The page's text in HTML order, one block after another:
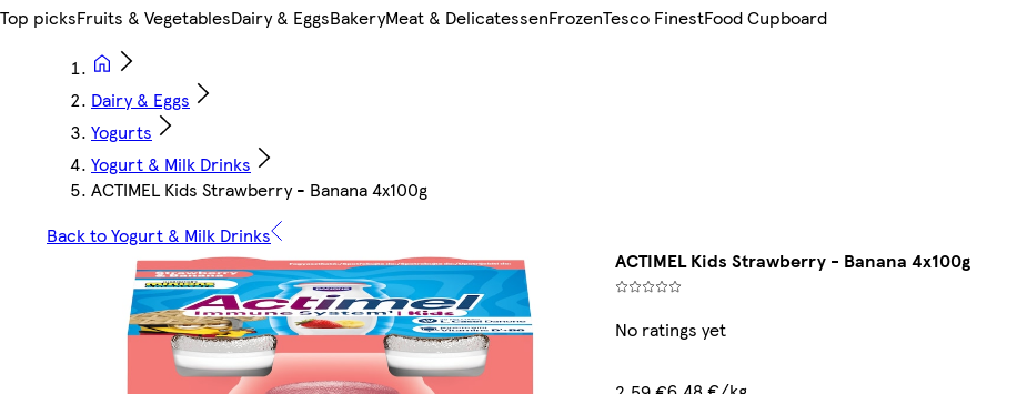
Top picksFruits & VegetablesDairy & EggsBakeryMeat & DelicatessenFrozenTesco FinestFood Cupboard
Dairy & Eggs
Yogurts
Yogurt & Milk Drinks
ACTIMEL Kids Strawberry - Banana 4x100g
Back to Yogurt & Milk Drinks
ACTIMEL Kids Strawberry - Banana 4x100g
No ratings yet